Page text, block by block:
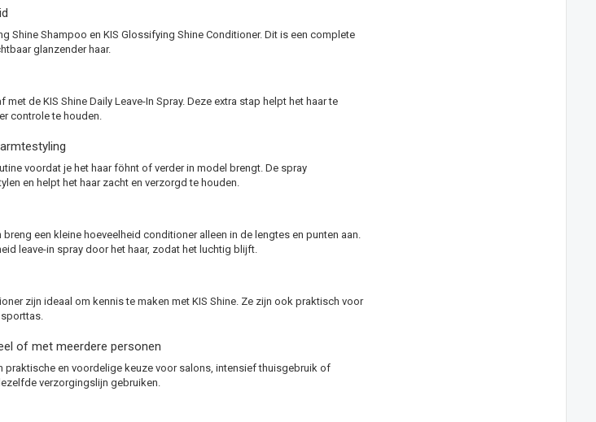
Shine Shampoo en KIS Glossifying Shine Conditioner. Dit is een complete
glanzender haar.
de KIS Shine Daily Leave-In Spray. Deze extra stap helpt het haar te
controle te houden.
voordat je het haar föhnt of verder in model brengt. De spray
en helpt het haar zacht en verzorgd te houden.
een kleine hoeveelheid conditioner alleen in de lengtes en punten aan.
leave-in spray door het haar, zodat het luchtig blijft.
zijn ideaal om kennis te maken met KIS Shine. Ze zijn ook praktisch voor
of met meerdere personen
praktische en voordelige keuze voor salons, intensief thuisgebruik of
verzorgingslijn gebruiken.